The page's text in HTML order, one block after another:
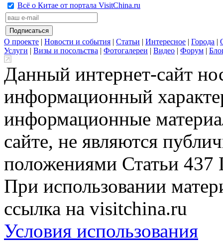
Всё о Китае от портала VisitChina.ru
О проекте | Новости и события | Статьи | Интересное | Города |
Услуги | Визы и посольства | Фотогалереи | Видео | Форум |
Данный интернет-сайт
информационный
информационные
сайте, не являются
положениями Статьи 437
При использовании
ссылка на visitchina.ru
Условия использования